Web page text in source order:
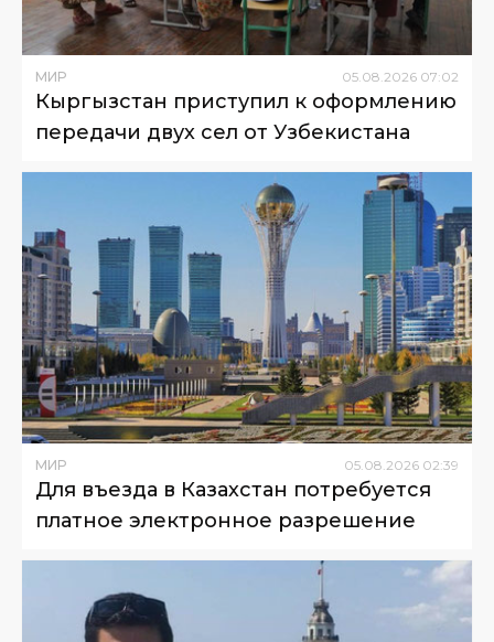
МИР 05.08.2026 07:02
Кыргызстан приступил к оформлению
передачи двух сел от Узбекистана
МИР 05.08.2026 02:39
Для въезда в Казахстан потребуется
платное электронное разрешение